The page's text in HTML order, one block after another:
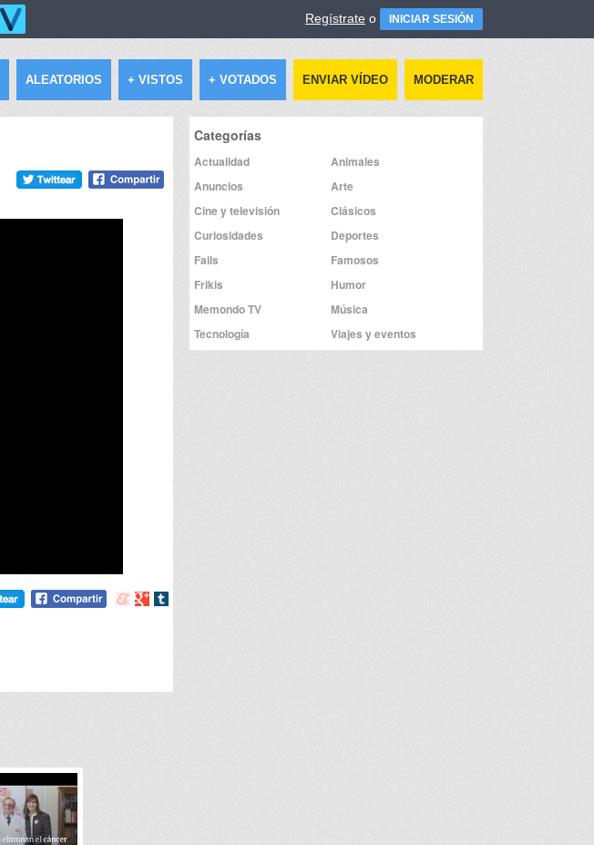
Regístrate o INICIAR SESIÓN
ALEATORIOS + VISTOS + VOTADOS ENVIAR VÍDEO MODERAR
Compartir
Compartir
Compartir
Categorías
Actualidad
Animales
Anuncios
Arte
Cine y televisión
Clásicos
Curiosidades
Deportes
Fails
Famosos
Frikis
Humor
Memondo TV
Música
Tecnología
Viajes y eventos